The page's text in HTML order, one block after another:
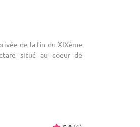
de la fin du XIXème
situé au coeur de